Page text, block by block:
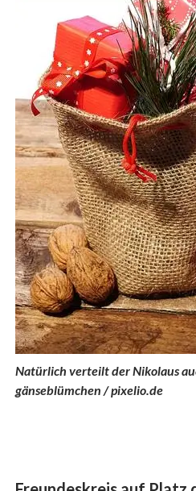
Natürlich verteilt der Nikolaus
gänseblümchen / pixelio.de